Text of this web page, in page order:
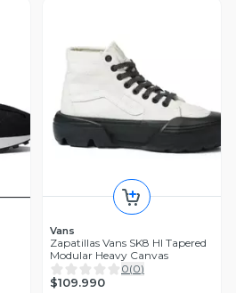
Vans
Zapatillas Vans SK8 HI Tapered
Modular Heavy Canvas
0(0)
$109.990